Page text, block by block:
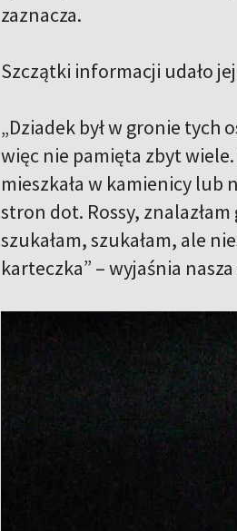
zaznacza.
Szczątki informacji udało
„Dziadek był w gronie tych
więc nie pamięta zbyt
mieszkała w kamienicy lub
stron dot. Rossy,
szukałam, szukałam, ale
karteczka” – wyjaśnia